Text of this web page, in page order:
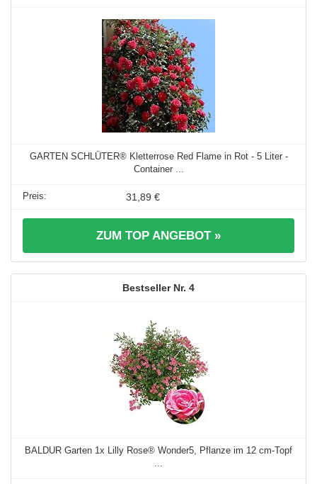
GARTEN SCHLÜTER® Kletterrose Red Flame in Rot - 5 Liter -
Container ...
31,89 €
ZUM TOP ANGEBOT »
4
BALDUR Garten 1x Lilly Rose® Wonder5, Pflanze im 12 cm-Topf